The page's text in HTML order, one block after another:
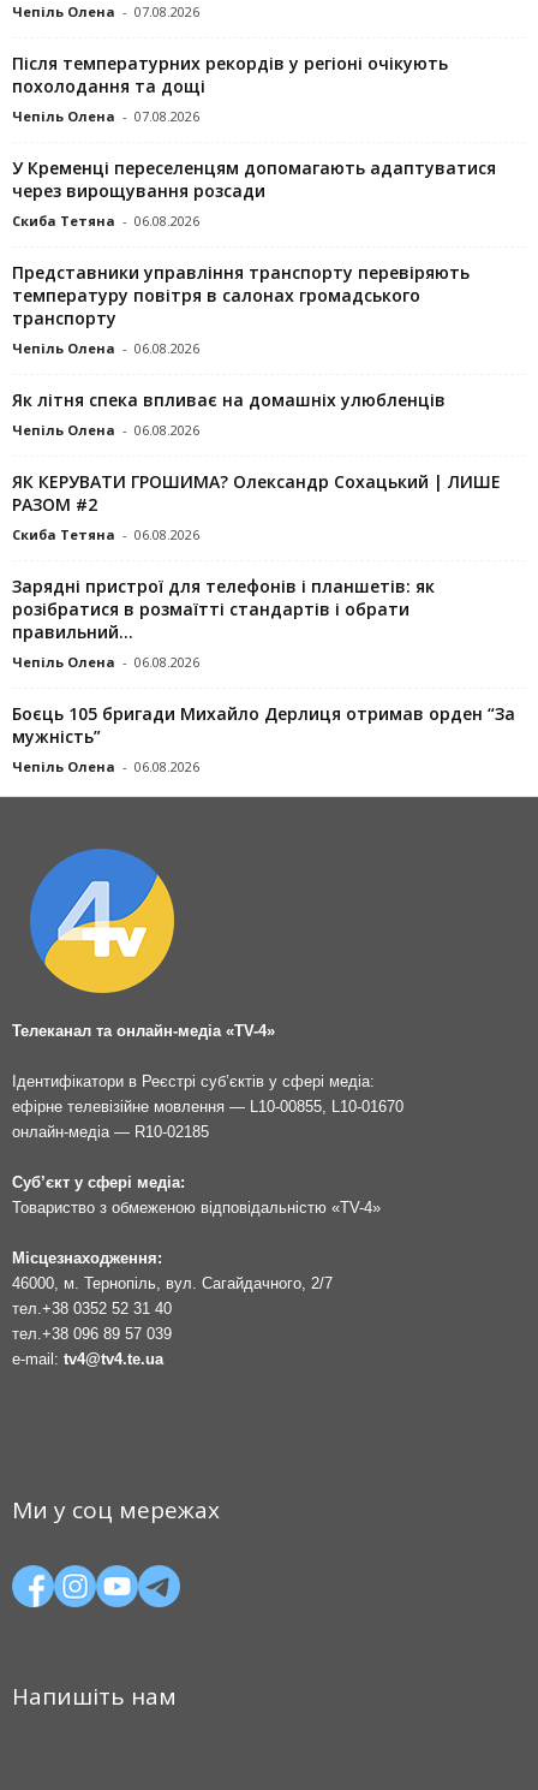
Чепіль Олена - 07.08.2026
Після температурних рекордів у регіоні очікують
похолодання та дощі
Чепіль Олена - 07.08.2026
У Кременці переселенцям допомагають адаптуватися
через вирощування розсади
Скиба Тетяна - 06.08.2026
Представники управління транспорту перевіряють
температуру повітря в салонах громадського
транспорту
Чепіль Олена - 06.08.2026
Як літня спека впливає на домашніх улюбленців
Чепіль Олена - 06.08.2026
ЯК КЕРУВАТИ ГРОШИМА? Олександр Сохацький | ЛИШЕ
РАЗОМ #2
Скиба Тетяна - 06.08.2026
Зарядні пристрої для телефонів і планшетів: як
розібратися в розмаїтті стандартів і обрати
правильний...
Чепіль Олена - 06.08.2026
Боєць 105 бригади Михайло Дерлиця отримав орден “За
мужність”
Чепіль Олена - 06.08.2026
Телеканал та онлайн-медіа «TV-4»
Ідентифікатори в Реєстрі суб’єктів у сфері медіа:
ефірне телевізійне мовлення — L10-00855, L10-01670
онлайн-медіа — R10-02185
Суб’єкт у сфері медіа:
Товариство з обмеженою відповідальністю «TV-4»
Місцезнаходження:
46000, м. Тернопіль, вул. Сагайдачного, 2/7
тел.+38 0352 52 31 40
тел.+38 096 89 57 039
e-mail: tv4@tv4.te.ua
Ми у соц мережах
Напишіть нам